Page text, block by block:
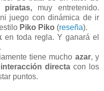
piratas,muy entretenido.
juego con dinámica de ir
Piko Piko (reseña).
en toda regla. Y ganará el
tiene mucho azar, y
interacción directa con los
puntos.